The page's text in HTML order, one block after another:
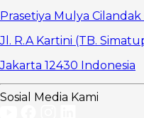
Prasetiya Mulya
Jl. R.A Kartini (TB.
Jakarta 12430 Indonesia
Sosial Media Kami